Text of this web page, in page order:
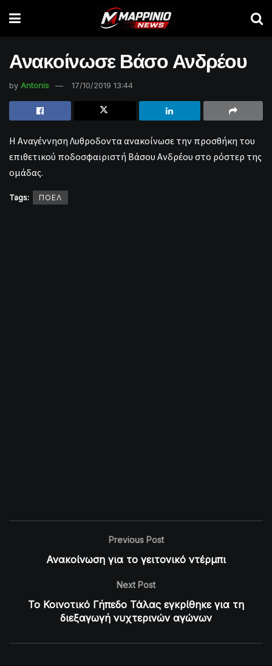
Ανακοίνωσε Βάσο Ανδρέου
by Antonis 17/10/2019 13:44
Η Αναγέννηση Λυθροδοντα ανακοίνωσε την προσθήκη του
επιθετικού ποδοσφαιριστή Βάσου Ανδρέου στο ρόστερ της
ομάδας.
Tags: ΠΟΕΛ
Previous Post
Ανακοίνωση για το γειτονικό ντέρμπι
Next Post
Το Κοινοτικό Γήπεδο Τάλας εγκρίθηκε για τη
διεξαγωγή νυχτερινών αγώνων